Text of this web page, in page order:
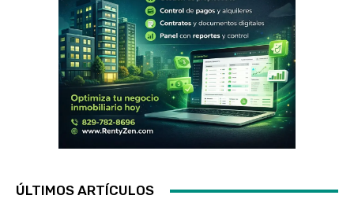
ÚLTIMOS ARTÍCULOS